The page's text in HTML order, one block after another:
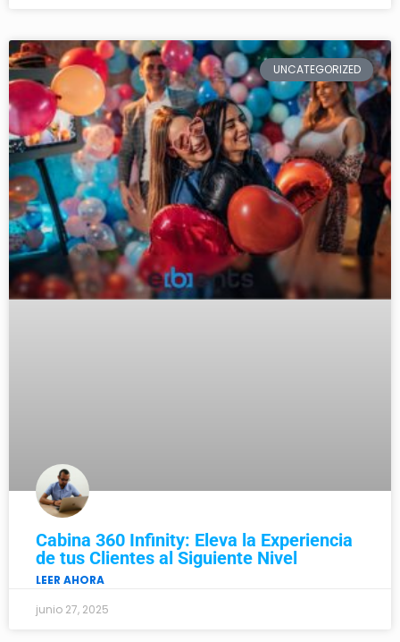
UNCATEGORIZED
Cabina 360 Infinity: Eleva la Experiencia
de tus Clientes al Siguiente Nivel
LEER AHORA
junio 27, 2025